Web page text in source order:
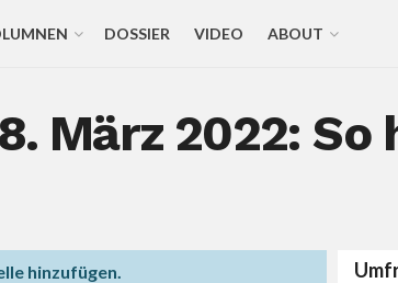
DOSSIER VIDEO ABOUT
März 2022: So
hinzufügen.